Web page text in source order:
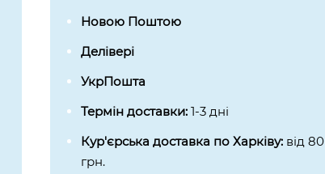
Новою Поштою
Делівері
УкрПошта
Термін доставки:1-3 дні
Кур'єрська доставка по Харківу: від 80
грн.